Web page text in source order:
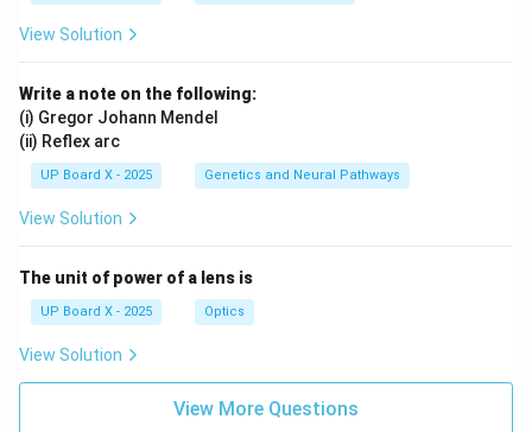
View Solution
Write a note on the following:
(i) Gregor Johann Mendel
(ii) Reflex arc
UP Board X - 2025 Genetics and Neural Pathways
View Solution
The unit of power of a lens is
UP Board X - 2025 Optics
View Solution
View More Questions